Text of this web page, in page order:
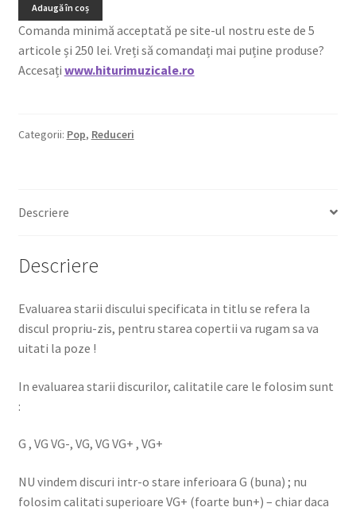
Adaugă în coș
Comanda minimă acceptată pe site-ul nostru este de 5
articole și 250 lei. Vreți să comandați mai puține produse?
Accesați www.hiturimuzicale.ro
Categorii: Pop, Reduceri
Descriere
Descriere
Evaluarea starii discului specificata in titlu se refera la
discul propriu-zis, pentru starea copertii va rugam sa va
uitati la poze !
In evaluarea starii discurilor, calitatile care le folosim sunt
:
G , VG VG-, VG, VG VG+ , VG+
NU vindem discuri intr-o stare inferioara G (buna) ; nu
folosim calitati superioare VG+ (foarte bun+) – chiar daca